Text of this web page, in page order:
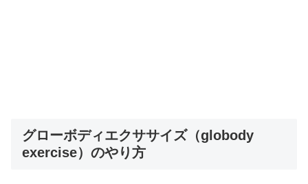
グローボディエクササイズ（globody
exercise）のやり方